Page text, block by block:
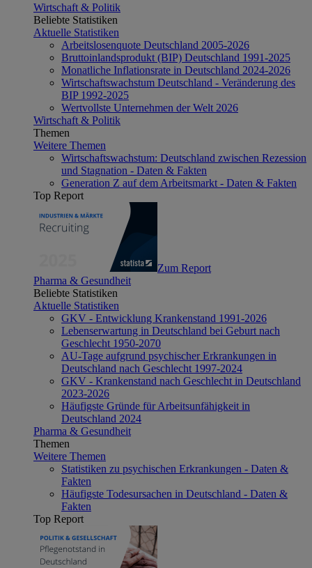
Wirtschaft & Politik
Beliebte Statistiken
Aktuelle Statistiken
Arbeitslosenquote Deutschland 2005-2026
Bruttoinlandsprodukt (BIP) Deutschland 1991-2025
Monatliche Inflationsrate in Deutschland 2024-2026
Wirtschaftswachstum Deutschland - Veränderung des
BIP 1992-2025
Wertvollste Unternehmen der Welt 2026
Wirtschaft & Politik
Themen
Weitere Themen
Wirtschaftswachstum: Deutschland zwischen Rezession
und Stagnation - Daten & Fakten
Generation Z auf dem Arbeitsmarkt - Daten & Fakten
Top Report
Zum Report
Pharma & Gesundheit
Beliebte Statistiken
Aktuelle Statistiken
GKV - Entwicklung Krankenstand 1991-2026
Lebenserwartung in Deutschland bei Geburt nach
Geschlecht 1950-2070
AU-Tage aufgrund psychischer Erkrankungen in
Deutschland nach Geschlecht 1997-2024
GKV - Krankenstand nach Geschlecht in Deutschland
2023-2026
Häufigste Gründe für Arbeitsunfähigkeit in
Deutschland 2024
Pharma & Gesundheit
Themen
Weitere Themen
Statistiken zu psychischen Erkrankungen - Daten &
Fakten
Häufigste Todesursachen in Deutschland - Daten &
Fakten
Top Report